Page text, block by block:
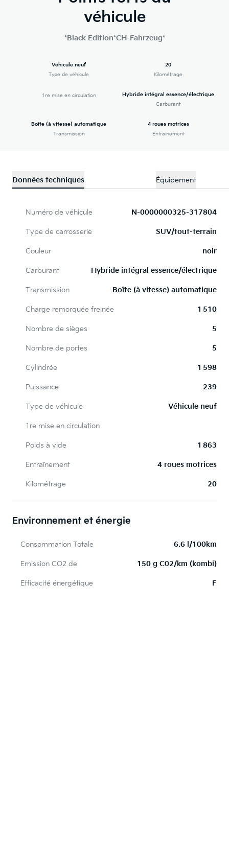
véhicule
*Black Edition*CH-Fahrzeug*
Véhicule neuf
Type de véhicule
20
Kilométrage
1re mise en circulation
Hybride intégral essence/électrique
Carburant
Boîte (à vitesse) automatique
Transmission
4 roues motrices
Entraînement
Données techniques Équipement
Numéro de véhicule N-0000000325-317804
Type de carrosserie SUV/tout-terrain
Couleur noir
Carburant Hybride intégral essence/électrique
Transmission Boîte (à vitesse) automatique
Charge remorquée freinée 1 510
Nombre de sièges 5
Nombre de portes 5
Cylindrée 1 598
Puissance 239
Type de véhicule Véhicule neuf
1re mise en circulation
Poids à vide 1 863
Entraînement 4 roues motrices
Kilométrage 20
Environnement et énergie
Consommation Totale 6.6 l/100km
Emission CO2 de 150 g C02/km (kombi)
Efficacité énergétique F